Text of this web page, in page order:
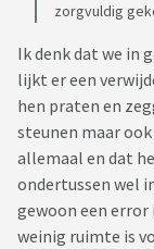
zorgvuldig
Ik denk dat we in
lijkt er een
hen praten en
steunen maar
allemaal en dat
ondertussen wel
gewoon een error
weinig ruimte is